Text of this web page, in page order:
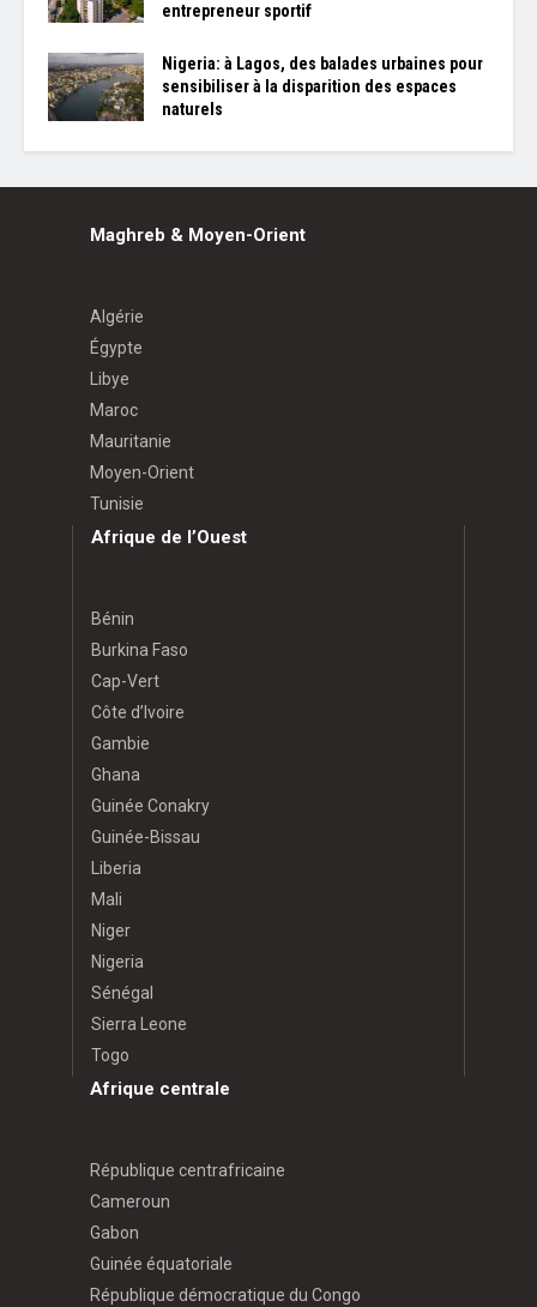
entrepreneur sportif
Nigeria: à Lagos, des balades urbaines pour
sensibiliser à la disparition des espaces
naturels
Maghreb & Moyen-Orient
Algérie
Égypte
Libye
Maroc
Mauritanie
Moyen-Orient
Tunisie
Afrique de l’Ouest
Bénin
Burkina Faso
Cap-Vert
Côte d’Ivoire
Gambie
Ghana
Guinée Conakry
Guinée-Bissau
Liberia
Mali
Niger
Nigeria
Sénégal
Sierra Leone
Togo
Afrique centrale
République centrafricaine
Cameroun
Gabon
Guinée équatoriale
République démocratique du Congo